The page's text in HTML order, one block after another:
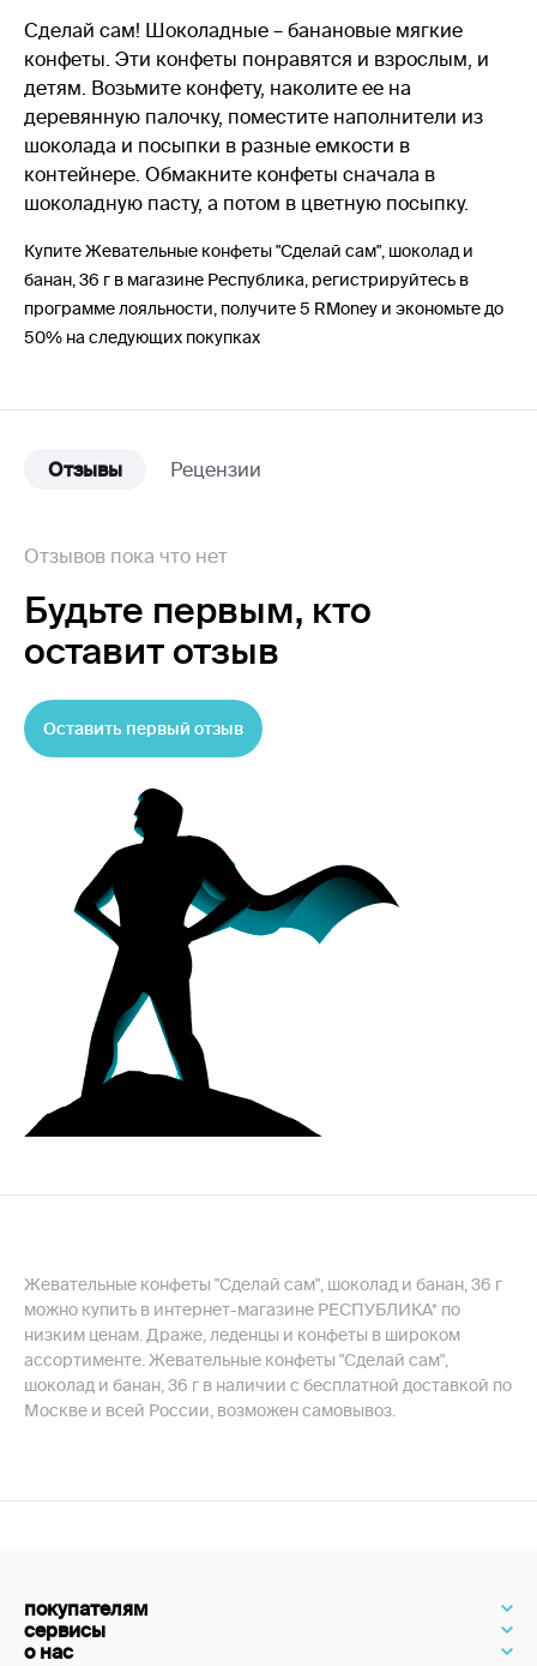
Сделай сам! Шоколадные – банановые мягкие
конфеты. Эти конфеты понравятся и взрослым, и
детям. Возьмите конфету, наколите ее на
деревянную палочку, поместите наполнители из
шоколада и посыпки в разные емкости в
контейнере. Обмакните конфеты сначала в
шоколадную пасту, а потом в цветную посыпку.
Купите Жевательные конфеты "Сделай сам", шоколад и
банан, 36 г в магазине Республика, регистрируйтесь в
программе лояльности, получите 5 RMoney и экономьте до
50% на следующих покупках
Отзывы Рецензии
Отзывов пока что нет
Будьте первым, кто
оставит отзыв
Оставить первый отзыв
Жевательные конфеты "Сделай сам", шоколад и банан, 36 г
можно купить в интернет-магазине РЕСПУБЛИКА* по
низким ценам. Драже, леденцы и конфеты в широком
ассортименте. Жевательные конфеты "Сделай сам",
шоколад и банан, 36 г в наличии с бесплатной доставкой по
Москве и всей России, возможен самовывоз.
покупателям
сервисы
о нас